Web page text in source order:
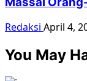
Redaksi April 4,
You May